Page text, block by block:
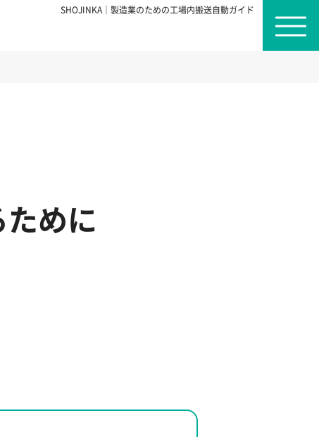
SHOJINKA｜製造業のための工場内搬送自動ガイド
めに